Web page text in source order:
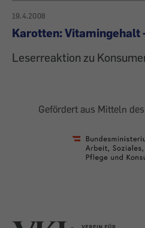
19.4.2008
Karotten: Vitamingehalt
Leserreaktion zu
Gefördert aus Mitteln